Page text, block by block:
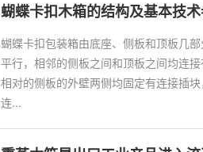
蝴蝶卡扣木箱的结构及基本技
蝴蝶卡扣包装箱由底座、侧板和顶板几
平行，相邻的侧板之间和顶板之间均连
相对的侧板的外壁两侧均固定有连接插
连...